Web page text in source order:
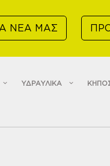
ΝΕΑ ΜΑΣ
ΥΔΡΑΥΛΙΚΑ